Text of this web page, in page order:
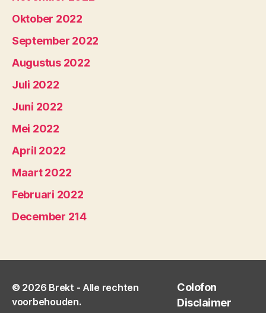
Oktober 2022
September 2022
Augustus 2022
Juli 2022
Juni 2022
Mei 2022
April 2022
Maart 2022
Februari 2022
December 214
© 2026 Brekt - Alle rechten
voorbehouden.
Colofon
Disclaimer